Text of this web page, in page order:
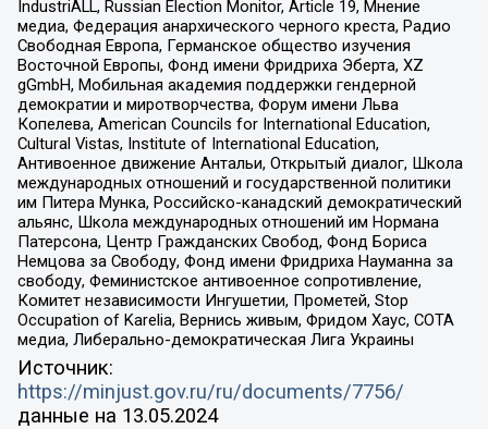
IndustriALL, Russian Election Monitor, Article 19, Мнение
медиа, Федерация анархического черного креста, Радио
Свободная Европа, Германское общество изучения
Восточной Европы, Фонд имени Фридриха Эберта, XZ
gGmbH, Мобильная академия поддержки гендерной
демократии и миротворчества, Форум имени Льва
Копелева, American Councils for International Education,
Cultural Vistas, Institute of International Education,
Антивоенное движение Антальи, Открытый диалог, Школа
международных отношений и государственной политики
им Питера Мунка, Российско-канадский демократический
альянс, Школа международных отношений им Нормана
Патерсона, Центр Гражданских Свобод, Фонд Бориса
Немцова за Свободу, Фонд имени Фридриха Науманна за
свободу, Феминистское антивоенное сопротивление,
Комитет независимости Ингушетии, Прометей, Stop
Occupation of Karelia, Вернись живым, Фридом Хаус, СОТА
медиа, Либерально-демократическая Лига Украины
Источник:
https://minjust.gov.ru/ru/documents/7756/
данные на 13.05.2024